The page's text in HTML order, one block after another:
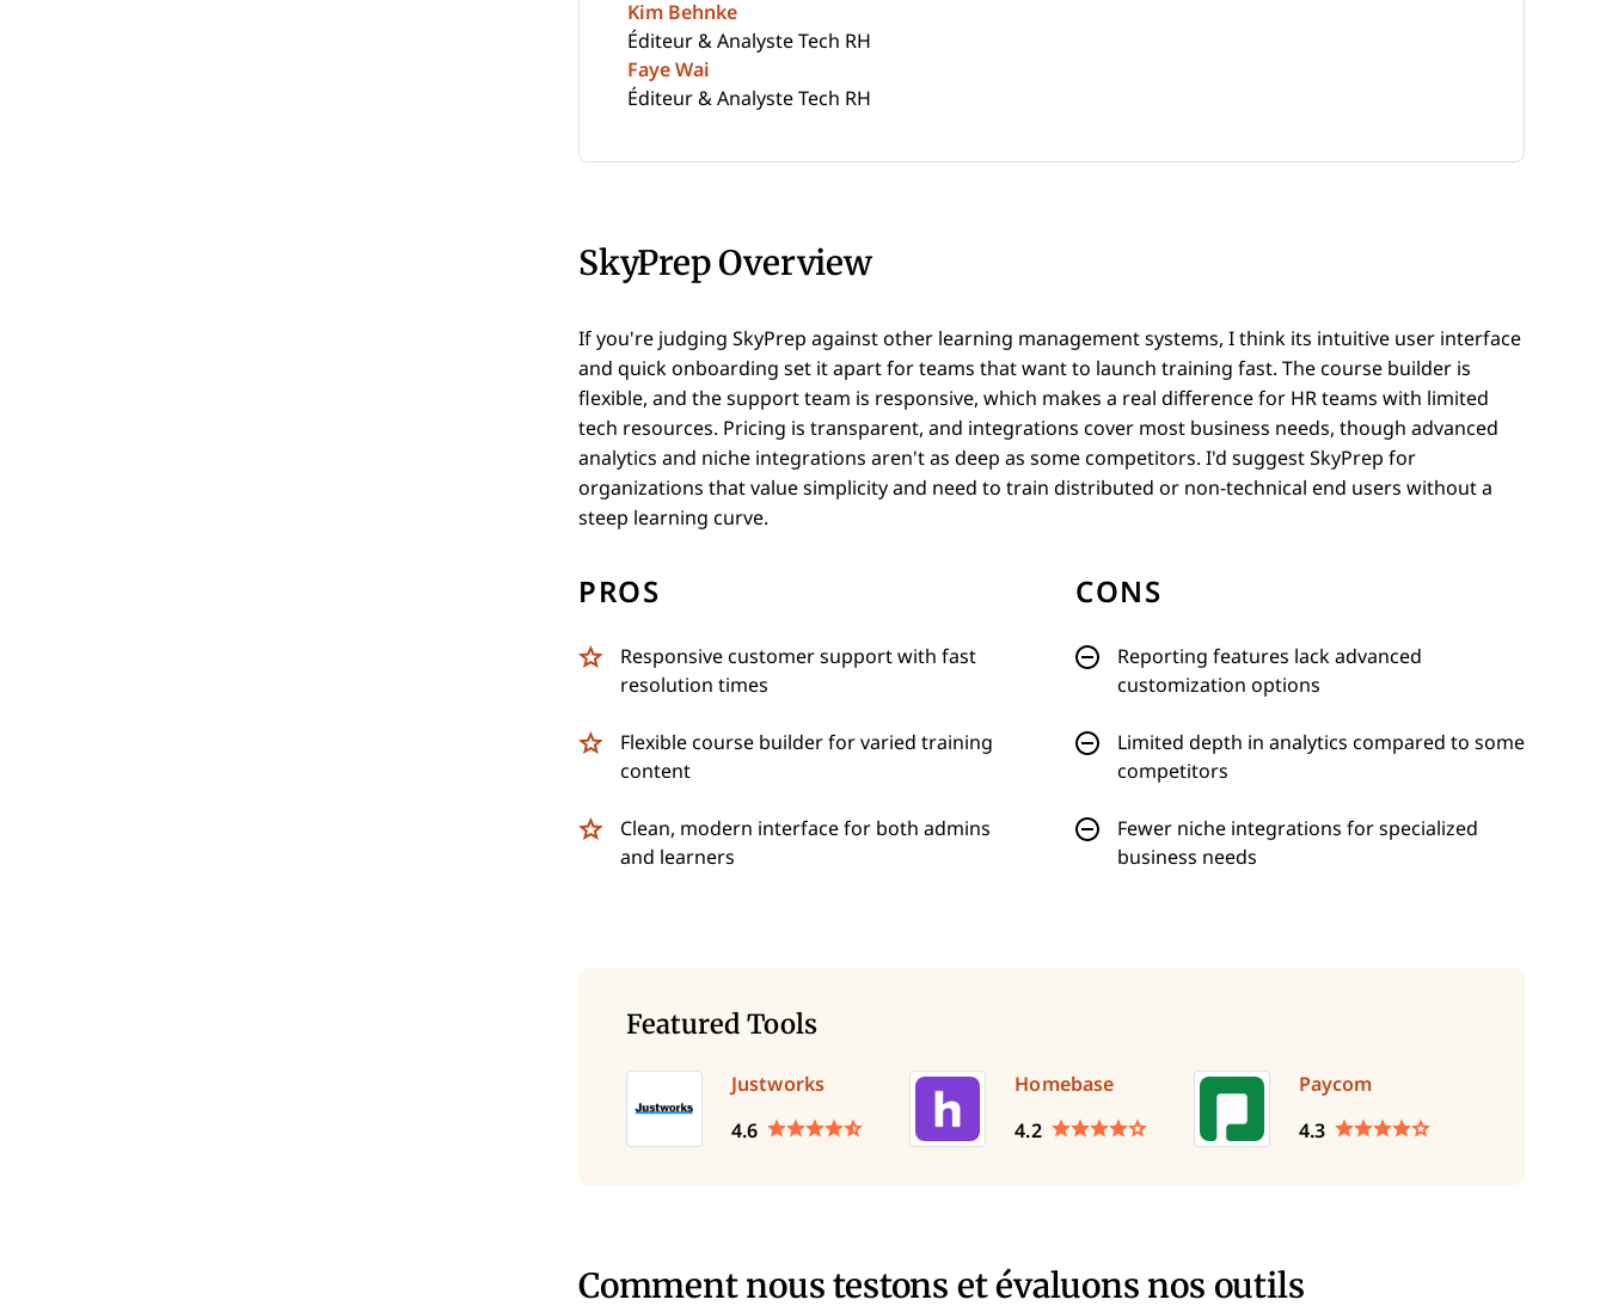
Kim Behnke
Éditeur & Analyste Tech RH
Faye Wai
Éditeur & Analyste Tech RH
SkyPrep Overview
If you're judging SkyPrep against other learning management systems, I think its intuitive user interface
and quick onboarding set it apart for teams that want to launch training fast. The course builder is
flexible, and the support team is responsive, which makes a real difference for HR teams with limited
tech resources. Pricing is transparent, and integrations cover most business needs, though advanced
analytics and niche integrations aren't as deep as some competitors. I'd suggest SkyPrep for
organizations that value simplicity and need to train distributed or non-technical end users without a
steep learning curve.
PROS
Responsive customer support with fast
resolution times
Flexible course builder for varied training
content
Clean, modern interface for both admins
and learners
CONS
Reporting features lack advanced
customization options
Limited depth in analytics compared to some
competitors
Fewer niche integrations for specialized
business needs
Featured Tools
Justworks
4.6
Homebase
4.2
Paycom
4.3
Comment nous testons et évaluons nos outils